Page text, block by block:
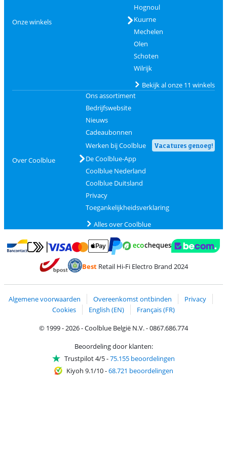
Onze winkels
Hognoul
Kuurne
Mechelen
Olen
Schoten
Wilrijk
Bekijk al onze 11 winkels
Over Coolblue
Ons assortiment
Bedrijfswebsite
Nieuws
Cadeaubonnen
Werken bij Coolblue
Vacatures genoeg!
De Coolblue-App
Coolblue Nederland
Coolblue Duitsland
Privacy
Toegankelijkheidsverklaring
Alles over Coolblue
Betalen met Bancontact
Betalen met MasterCard en Visa via ClickToPay
Betalen met PayPal
BestRetail Hi-Fi Electro Brand 2024
Algemene voorwaarden Overeenkomst ontbinden
Privacy
Cookies
English (EN)
Français (FR)
© 1999 - 2026 - Coolblue België N.V. - 0867.686.774
Beoordeling door klanten:
Trustpilot 4/5-75.155 beoordelingen
Kiyoh 9.1/10-68.721 beoordelingen